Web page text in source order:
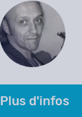
Plus d'infos